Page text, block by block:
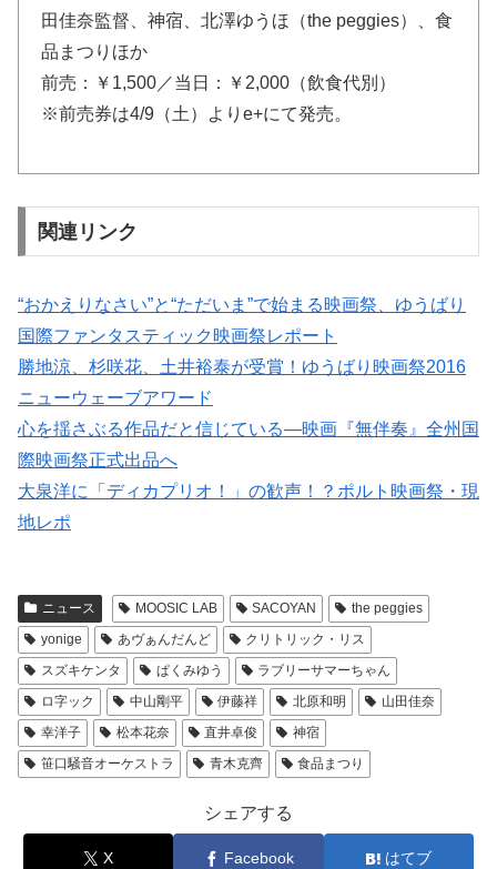
田佳奈監督、神宿、北澤ゆうほ（the peggies）、食
品まつりほか
前売：￥1,500／当日：￥2,000（飲食代別）
※前売券は4/9（土）よりe+にて発売。
関連リンク
“おかえりなさい”と“ただいま”で始まる映画祭、ゆうばり
国際ファンタスティック映画祭レポート
勝地涼、杉咲花、土井裕泰が受賞！ゆうばり映画祭2016
ニューウェーブアワード
心を揺さぶる作品だと信じている―映画『無伴奏』全州国
際映画祭正式出品へ
大泉洋に「ディカプリオ！」の歓声！？ポルト映画祭・現
地レポ
ニュース MOOSIC LAB SACOYAN
the peggies
yonige
あヴぁんだんど
クリトリック・リス
スズキケンタ
ぱくみゆう
ラブリーサマーちゃん
ロ字ック
中山剛平 伊藤祥 北原和明
山田佳奈
幸洋子
松本花奈 直井卓俊
神宿
笹口騒音オーケストラ
青木克齊 食品まつり
シェアする
X Facebook はてブ